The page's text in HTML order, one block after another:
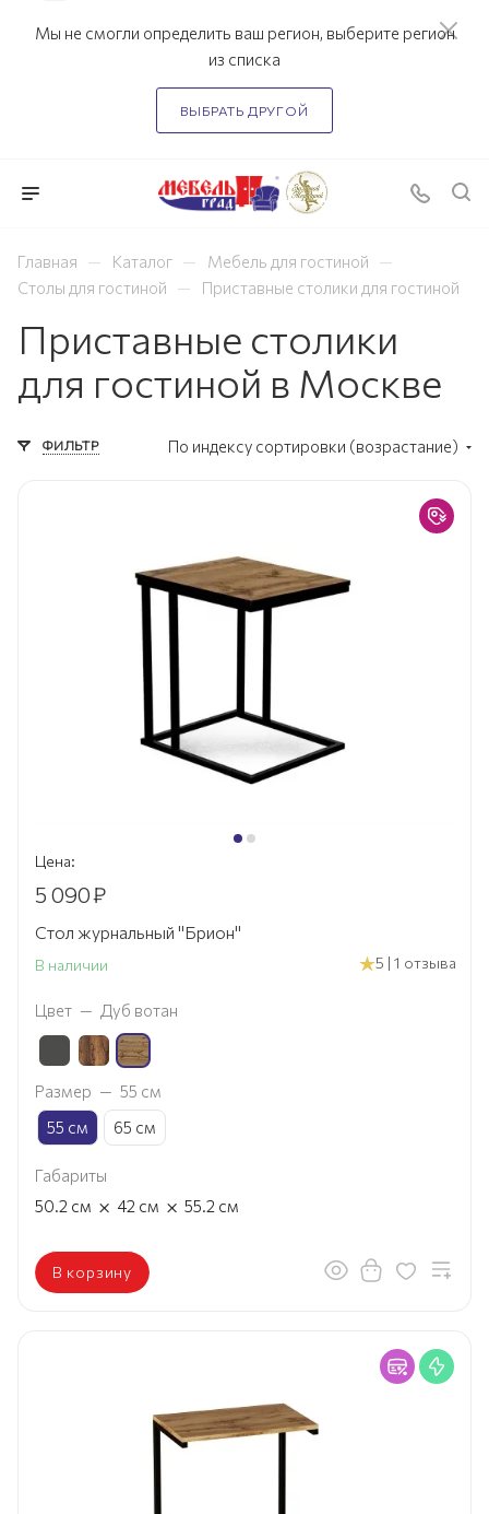
Мы не смогли определить ваш регион, выберите регион
из списка
ВЫБРАТЬ ДРУГОЙ
Главная — Каталог — Мебель для гостиной —
Столы для гостиной — Приставные столики для гостиной
Приставные столики
для гостиной в Москве
ФИЛЬТР По индексу сортировки (возрастание)
Цена:
5 090₽
Стол журнальный "Брион"
В наличии 5 | 1 отзыва
Цвет — Дуб вотан
Размер — 55 см
55 см
65 см
Габариты
50.2 см × 42 см × 55.2 см
В корзину